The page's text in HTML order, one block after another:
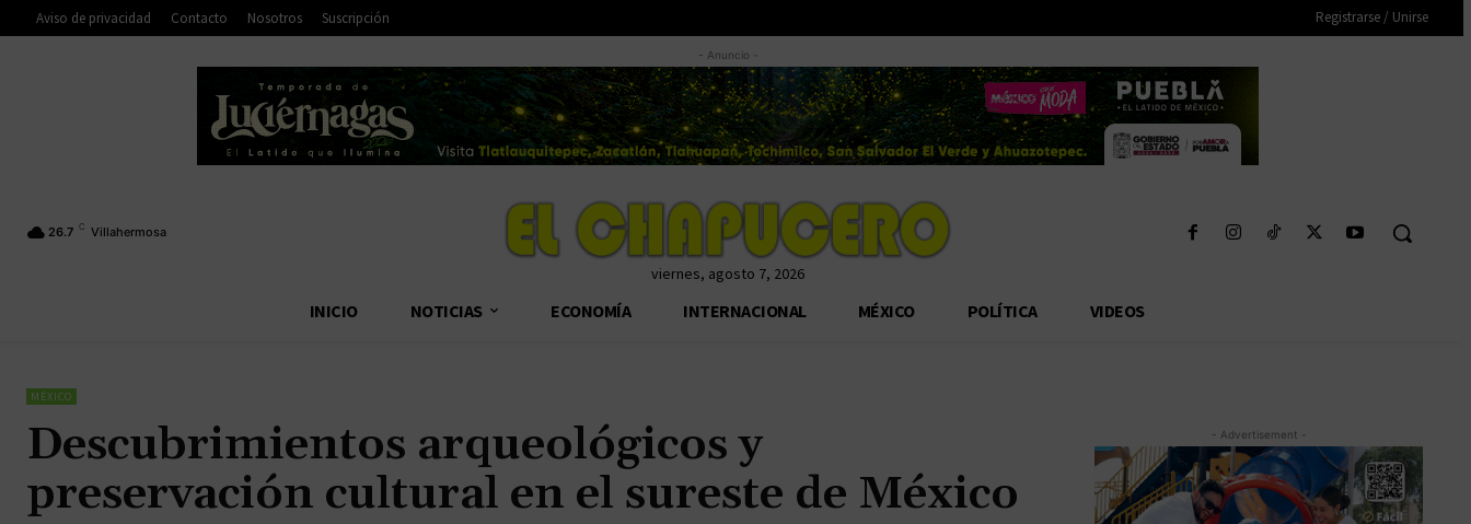
Aviso de privacidad Contacto Nosotros Suscripción Registrarse / Unirse
- Anuncio -
26.7 C Villahermosa
viernes, agosto 7, 2026
INICIO NOTICIAS ECONOMÍA INTERNACIONAL MÉXICO POLÍTICA VIDEOS
MÉXICO
Descubrimientos arqueológicos y
preservación cultural en el sureste de México
- Advertisement -